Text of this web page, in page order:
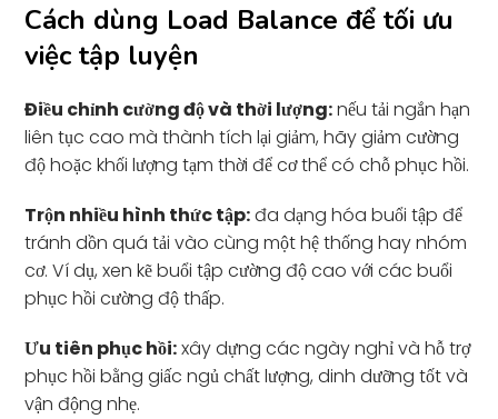
Cách dùng Load Balance để tối ưu
việc tập luyện
Điều chỉnh cường độ và thời lượng:nếu tải ngắn hạn
liên tục cao mà thành tích lại giảm, hãy giảm cường
độ hoặc khối lượng tạm thời để cơ thể có chỗ phục hồi.
Trộn nhiều hình thức tập:đa dạng hóa buổi tập để
tránh dồn quá tải vào cùng một hệ thống hay nhóm
cơ. Ví dụ, xen kẽ buổi tập cường độ cao với các buổi
phục hồi cường độ thấp.
Ưu tiên phục hồi:xây dựng các ngày nghỉ và hỗ trợ
phục hồi bằng giấc ngủ chất lượng, dinh dưỡng tốt và
vận động nhẹ.